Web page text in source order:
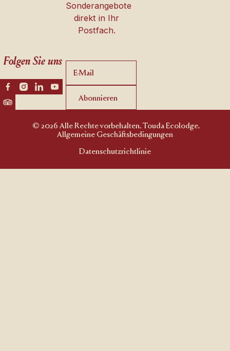
Folgen Sie uns
Sonderangebote
direkt in Ihr
Postfach.
Abonnieren
Abonnieren
© 2026 Alle Rechte vorbehalten. Touda Ecolodge.
Allgemeine Geschäftsbedingungen
Datenschutzrichtlinie